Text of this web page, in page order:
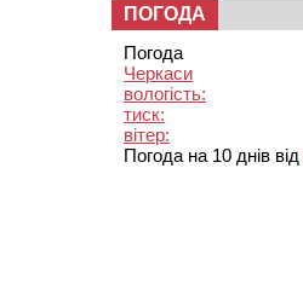
ПОГОДА
Погода
Черкаси
вологість:
тиск:
вітер:
Погода на 10 днів від